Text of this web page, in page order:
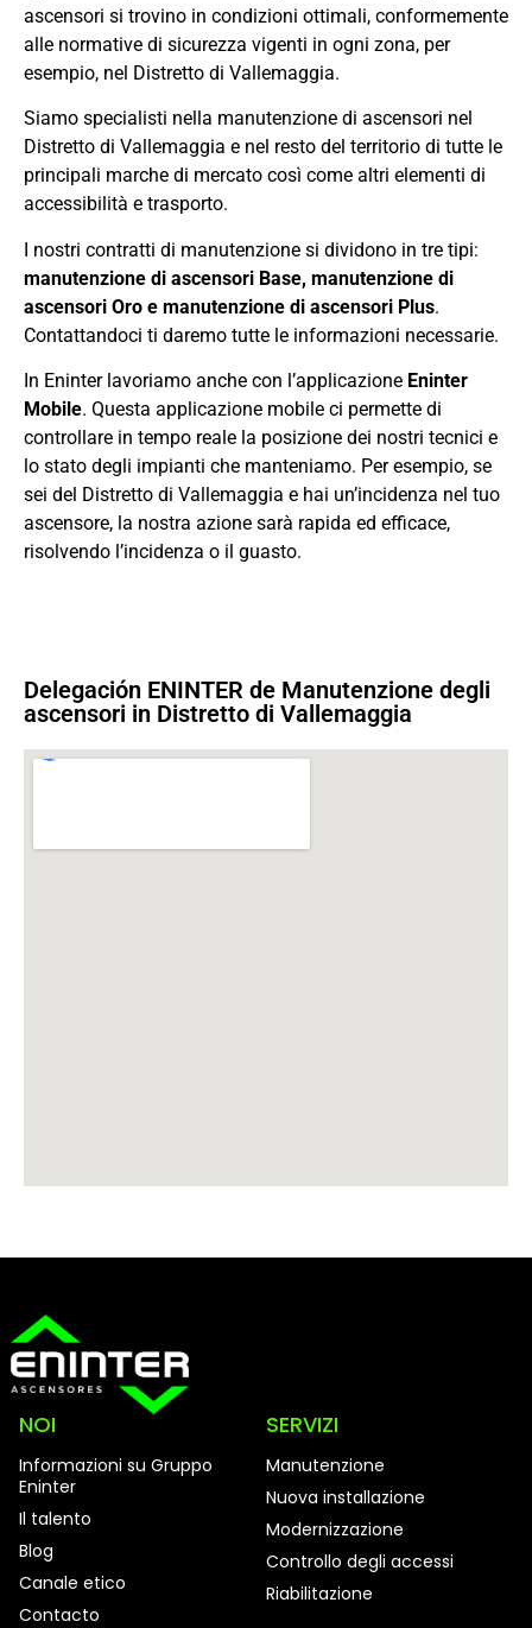
ascensori si trovino in condizioni ottimali, conformemente
alle normative di sicurezza vigenti in ogni zona, per
esempio, nel Distretto di Vallemaggia.
Siamo specialisti nella manutenzione di ascensori nel
Distretto di Vallemaggia e nel resto del territorio di tutte le
principali marche di mercato così come altri elementi di
accessibilità e trasporto.
I nostri contratti di manutenzione si dividono in tre tipi:
manutenzione di ascensori Base, manutenzione di
ascensori Oro e manutenzione di ascensori Plus.
Contattandoci ti daremo tutte le informazioni necessarie.
In Eninter lavoriamo anche con l’applicazione Eninter
Mobile. Questa applicazione mobile ci permette di
controllare in tempo reale la posizione dei nostri tecnici e
lo stato degli impianti che manteniamo. Per esempio, se
sei del Distretto di Vallemaggia e hai un’incidenza nel tuo
ascensore, la nostra azione sarà rapida ed efficace,
risolvendo l’incidenza o il guasto.
Delegación ENINTER de Manutenzione degli
ascensori in Distretto di Vallemaggia
NOI
Informazioni su Gruppo
Eninter
Il talento
Blog
Canale etico
Contacto
SERVIZI
Manutenzione
Nuova installazione
Modernizzazione
Controllo degli accessi
Riabilitazione